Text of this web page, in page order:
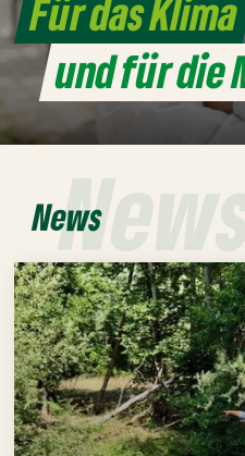
Für das Klima
und für die
News
News